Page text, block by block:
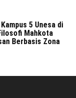
5 Unesa di
Mahkota
Berbasis Zona